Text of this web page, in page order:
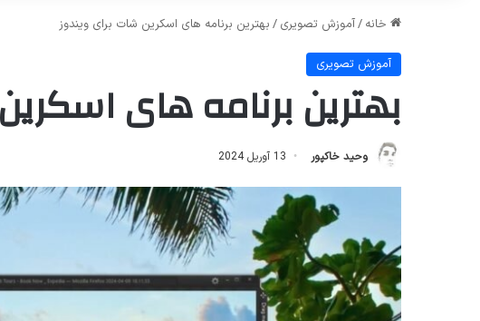
خانه /آموزش تصویری / بهترین برنامه های اسکرین شات برای ویندوز
آموزش تصویری
بهترین برنامه های
وحید خاکپور 13 آوریل 2024